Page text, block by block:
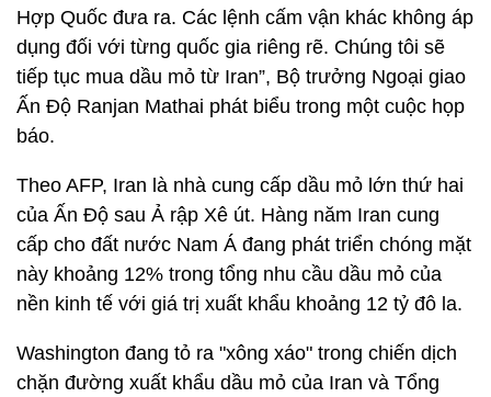
Hợp Quốc đưa ra. Các lệnh cấm vận khác không áp
dụng đối với từng quốc gia riêng rẽ. Chúng tôi sẽ
tiếp tục mua dầu mỏ từ Iran”, Bộ trưởng Ngoại giao
Ấn Độ Ranjan Mathai phát biểu trong một cuộc họp
báo.
Theo AFP, Iran là nhà cung cấp dầu mỏ lớn thứ hai
của Ấn Độ sau Ả rập Xê út. Hàng năm Iran cung
cấp cho đất nước Nam Á đang phát triển chóng mặt
này khoảng 12% trong tổng nhu cầu dầu mỏ của
nền kinh tế với giá trị xuất khẩu khoảng 12 tỷ đô la.
Washington đang tỏ ra "xông xáo" trong chiến dịch
chặn đường xuất khẩu dầu mỏ của Iran và Tổng